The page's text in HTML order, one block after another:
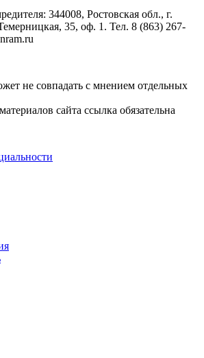
344008, Ростовская обл., г.
35, оф. 1. Тел. 8 (863) 267-
не совпадать с мнением отдельных
сайта ссылка обязательна